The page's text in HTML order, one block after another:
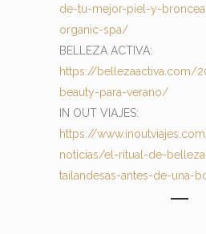
de-tu-mejor-piel-y-
organic-spa/
BELLEZA ACTIVA:
https://bellezaactiva.com/
beauty-para-verano/
IN OUT VIAJES:
https://
noticias/el-ritual-de-
tailandesas-antes-de-una-